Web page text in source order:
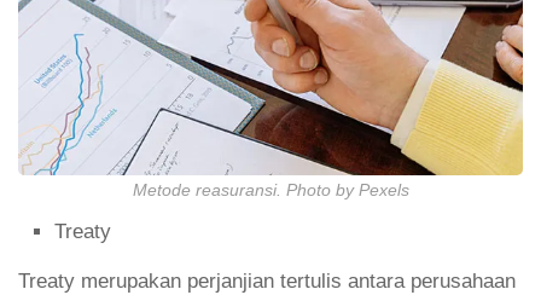
Metode reasuransi. Photo by Pexels
Treaty
Treaty merupakan perjanjian tertulis antara perusahaan